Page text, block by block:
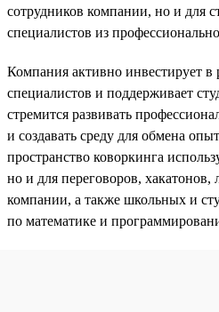
сотрудников компании, но и для
специалистов из
Компания активно инвестирует
специалистов и поддерживает
стремится развивать
и создавать среду для обмена
пространство коворкинга
но и для переговоров, хакатонов,
компании, а также школьных и
по математике и